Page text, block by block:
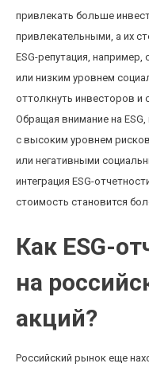
привлекать больше
привлекательными, а их
ESG-репутация,
или низким уровнем
оттолкнуть инвесторов и
Обращая внимание на
с высоким уровнем
или негативными
интеграция ESG-
стоимость становится
Как ESG-
на
акций?
Российский рынок еще